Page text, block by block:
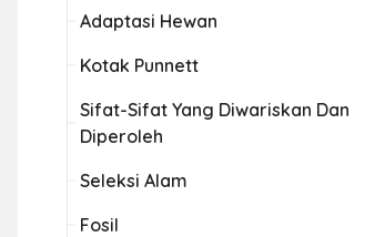
Adaptasi Hewan
Kotak Punnett
Sifat-Sifat Yang Diwariskan Dan
Diperoleh
Seleksi Alam
Fosil